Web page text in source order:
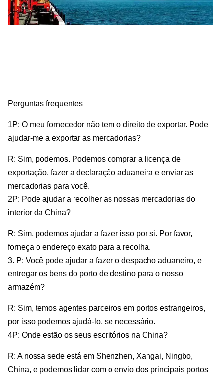
Perguntas frequentes
1P: O meu fornecedor não tem o direito de exportar. Pode
ajudar-me a exportar as mercadorias?
R: Sim, podemos. Podemos comprar a licença de
exportação, fazer a declaração aduaneira e enviar as
mercadorias para você.
2P: Pode ajudar a recolher as nossas mercadorias do
interior da China?
R: Sim, podemos ajudar a fazer isso por si. Por favor,
forneça o endereço exato para a recolha.
3. P: Você pode ajudar a fazer o despacho aduaneiro, e
entregar os bens do porto de destino para o nosso
armazém?
R: Sim, temos agentes parceiros em portos estrangeiros,
por isso podemos ajudá-lo, se necessário.
4P: Onde estão os seus escritórios na China?
R: A nossa sede está em Shenzhen, Xangai, Ningbo,
China, e podemos lidar com o envio dos principais portos